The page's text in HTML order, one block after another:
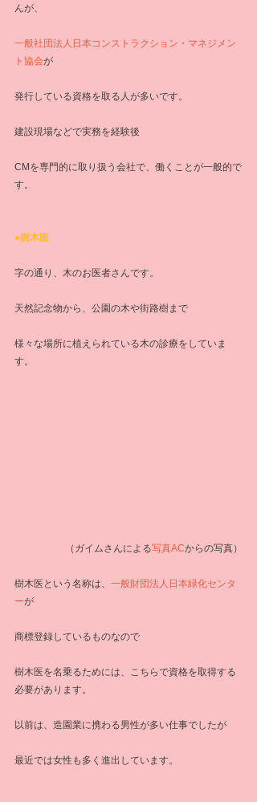
んが、
一般社団法人日本コンストラクション・マネジメン
ト協会が
発行している資格を取る人が多いです。
建設現場などで実務を経験後
CMを専門的に取り扱う会社で、働くことが一般的で
す。
●樹木医
字の通り、木のお医者さんです。
天然記念物から、公園の木や街路樹まで
様々な場所に植えられている木の診療をしていま
す。
（ガイムさんによる写真ACからの写真）
樹木医という名称は、 一般財団法人日本緑化センタ
ーが
商標登録しているものなので
樹木医を名乗るためには、こちらで資格を取得する
必要があります。
以前は、造園業に携わる男性が多い仕事でしたが
最近では女性も多く進出しています。